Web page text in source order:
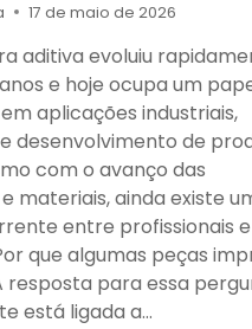
17 de maio de 2026
aditiva evoluiu
e hoje ocupa um
aplicações industriais,
desenvolvimento de
com o avanço das
materiais, ainda existe
entre profissionais e
que algumas peças
resposta para essa
está ligada a…